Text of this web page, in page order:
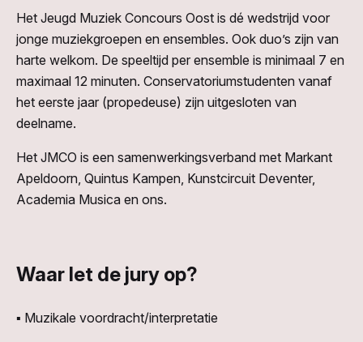
Het Jeugd Muziek Concours Oost is dé wedstrijd voor
jonge muziekgroepen en ensembles. Ook duo’s zijn van
harte welkom. De speeltijd per ensemble is minimaal 7 en
maximaal 12 minuten. Conservatoriumstudenten vanaf
het eerste jaar (propedeuse) zijn uitgesloten van
deelname.
Het JMCO is een samenwerkingsverband met Markant
Apeldoorn, Quintus Kampen, Kunstcircuit Deventer,
Academia Musica en ons.
Waar let de jury op?
▪ Muzikale voordracht/interpretatie